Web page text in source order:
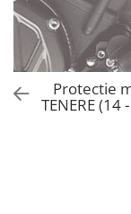
Protectie
TENERE (14